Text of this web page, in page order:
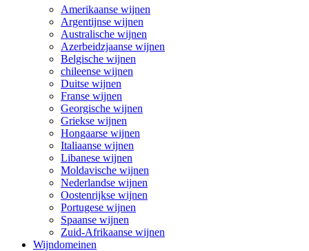
Amerikaanse wijnen
Argentijnse wijnen
Australische wijnen
Azerbeidzjaanse wijnen
Belgische wijnen
chileense wijnen
Duitse wijnen
Franse wijnen
Georgische wijnen
Griekse wijnen
Hongaarse wijnen
Italiaanse wijnen
Libanese wijnen
Moldavische wijnen
Nederlandse wijnen
Oostenrijkse wijnen
Portugese wijnen
Spaanse wijnen
Zuid-Afrikaanse wijnen
Wijndomeinen